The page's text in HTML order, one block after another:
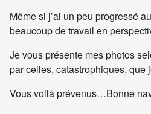
Même si j’ai un peu progressé
beaucoup de travail en
Je vous présente mes photos
par celles, catastrophiques, que
Vous voilà prévenus…Bonne